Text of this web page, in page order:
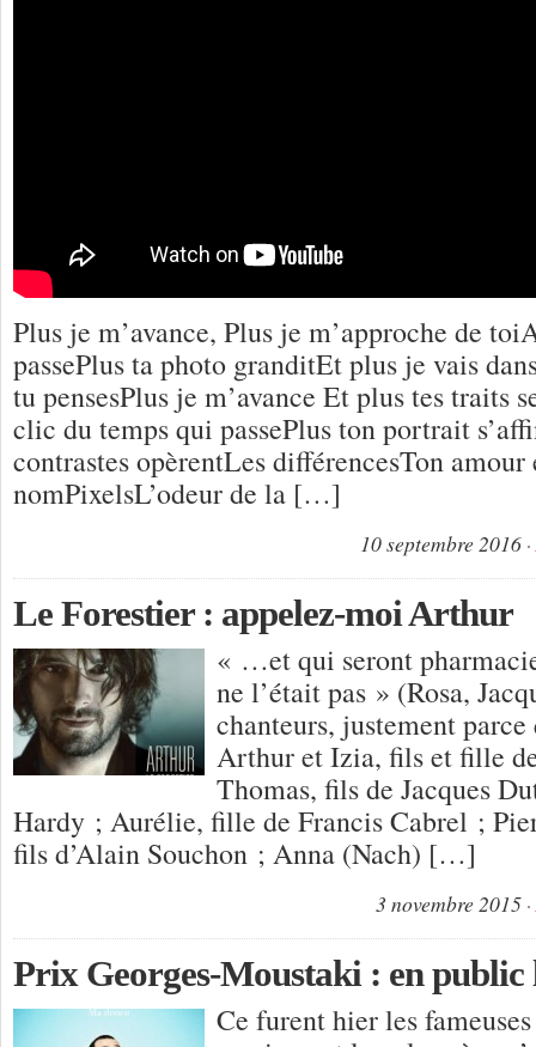
Plus je m’avance, Plus je m’approche de
passePlus ta photo granditEt plus je vais
tu pensesPlus je m’avance Et plus tes traits
clic du temps qui passePlus ton portrait
contrastes opèrentLes différencesTon amour
nomPixelsL’odeur de la […]
10 septembre 2016
Le Forestier : appelez-moi Arthur
« …et qui seront
ne l’était pas » (Rosa,
chanteurs, justement parce
Arthur et Izia, fils et fille
Thomas, fils de Jacques
Hardy ; Aurélie, fille de Francis Cabrel ;
fils d’Alain Souchon ; Anna (Nach) […]
3 novembre 2015
Prix Georges-Moustaki : en public
Ce furent hier les